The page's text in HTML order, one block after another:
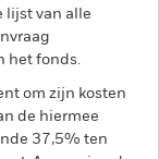
lijst van alle
het fonds.
om zijn kosten
de hiermee
37,5% ten